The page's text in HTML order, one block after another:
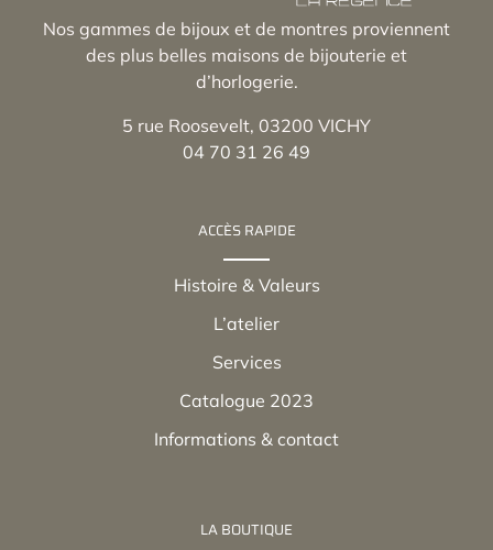
Nos gammes de bijoux et de montres proviennent
des plus belles maisons de bijouterie et
d’horlogerie.
5 rue Roosevelt, 03200 VICHY
04 70 31 26 49
ACCÈS RAPIDE
Histoire & Valeurs
L’atelier
Services
Catalogue 2023
Informations & contact
LA BOUTIQUE